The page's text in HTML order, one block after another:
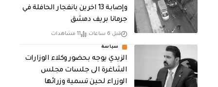
وإصابة 13 اخرين بانفجار الحافلة في
جرمانا بريف دمشق
قبل 6 ساعات 11 مشاهدات
سياسة
الزيدي يوجه بحضور وكلاء الوزارات
الشاغرة الى جلسات مجلس
الوزراء لحين تسمية وزرائها